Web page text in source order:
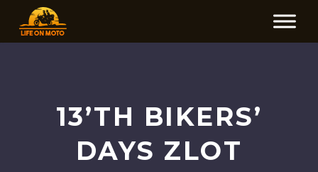
13’TH BIKERS’
DAYS ZLOT